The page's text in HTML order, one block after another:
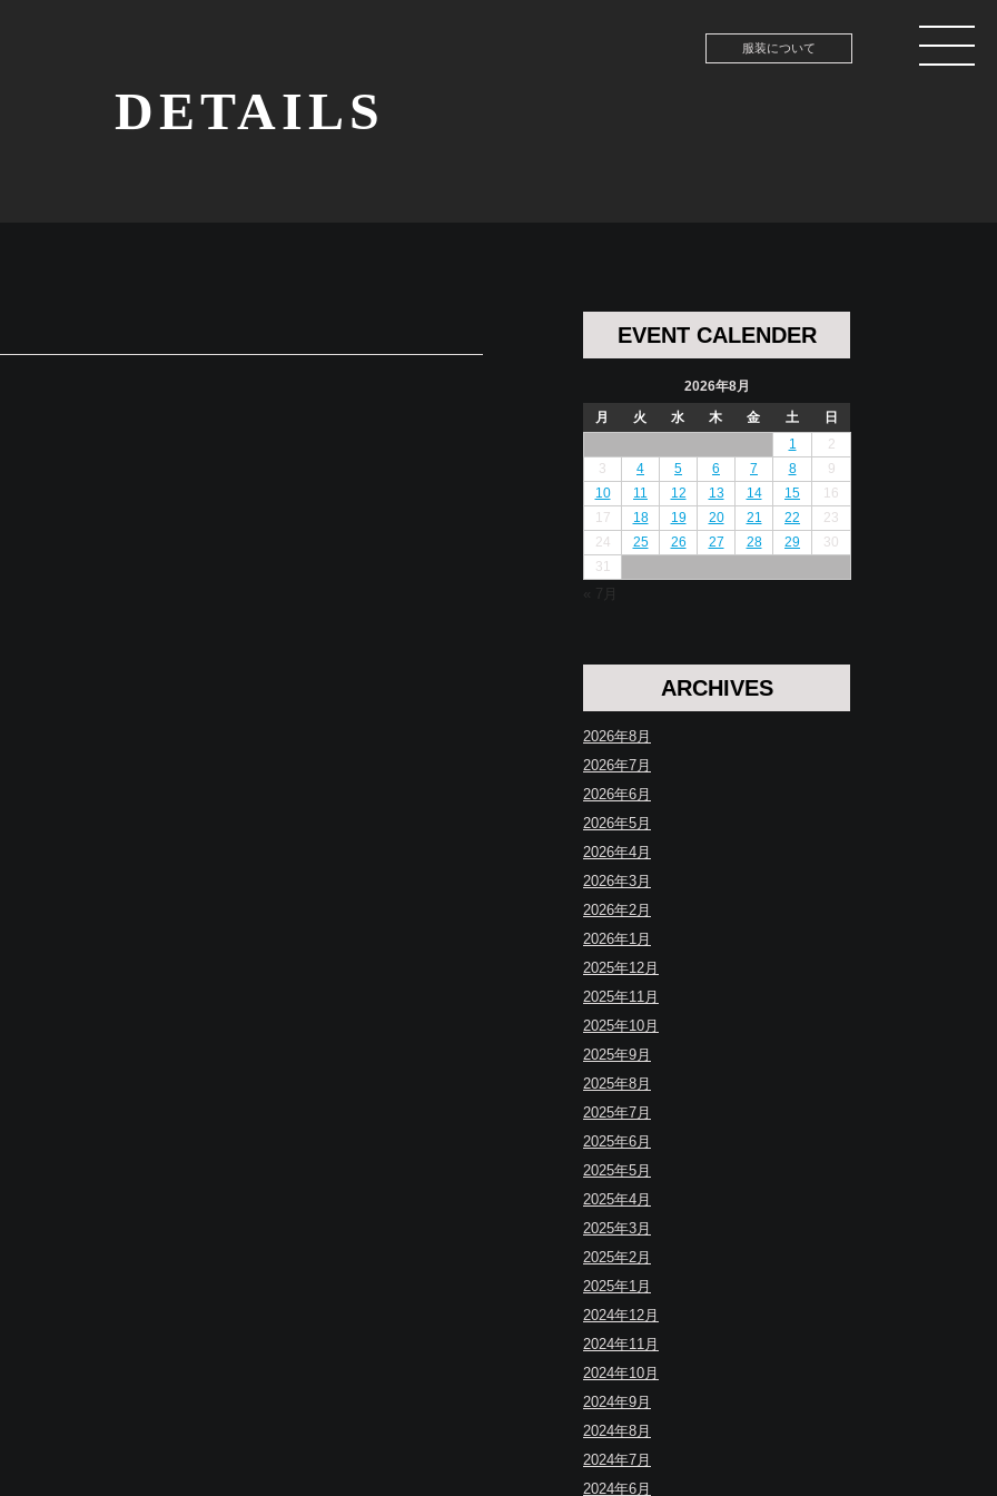
服装について
DETAILS
EVENT CALENDER
2026年8月
月
火 水 木 金 土
日
1
2
3
4 5 6 7 8
9
10
11 12 13 14 15
16
17
18 19 20 21 22
23
24
25 26 27 28 29
30
31
« 7月
ARCHIVES
2026年8月
2026年7月
2026年6月
2026年5月
2026年4月
2026年3月
2026年2月
2026年1月
2025年12月
2025年11月
2025年10月
2025年9月
2025年8月
2025年7月
2025年6月
2025年5月
2025年4月
2025年3月
2025年2月
2025年1月
2024年12月
2024年11月
2024年10月
2024年9月
2024年8月
2024年7月
2024年6月